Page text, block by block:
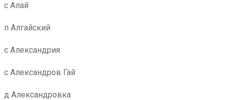
с Алай
п Алгайский
с Александрия
с Александров Гай
д Александровка